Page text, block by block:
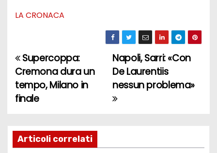
LA CRONACA
N
a
v
g
Napoli, Sarri: «Con
De Laurentiis
nessun problema»
Supercoppa:
Cremona dura un
tempo, Milano in
finale
Articoli correlati